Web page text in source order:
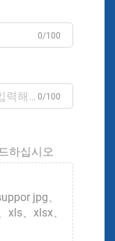
0/100
0/100
하십시오
jpg、
xls、xlsx、